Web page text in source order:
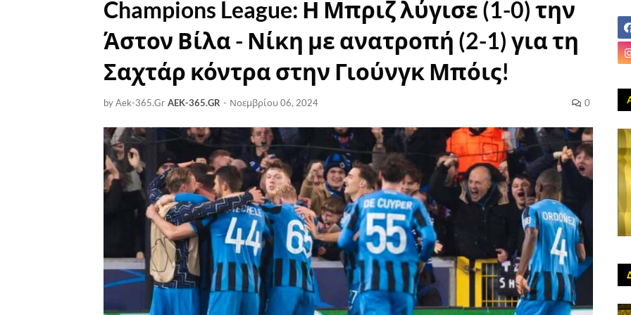
Champions League: Η Μπριζ λύγισε (1-0) την
Άστον Βίλα - Νίκη με ανατροπή (2-1) για τη
Σαχτάρ κόντρα στην Γιούνγκ Μπόις!
by Aek-365.Gr AEK-365.GR - Νοεμβρίου 06, 2024 0